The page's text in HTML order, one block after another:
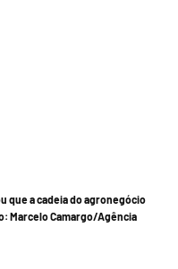
que a cadeia do agronegócio
Marcelo Camargo/Agência